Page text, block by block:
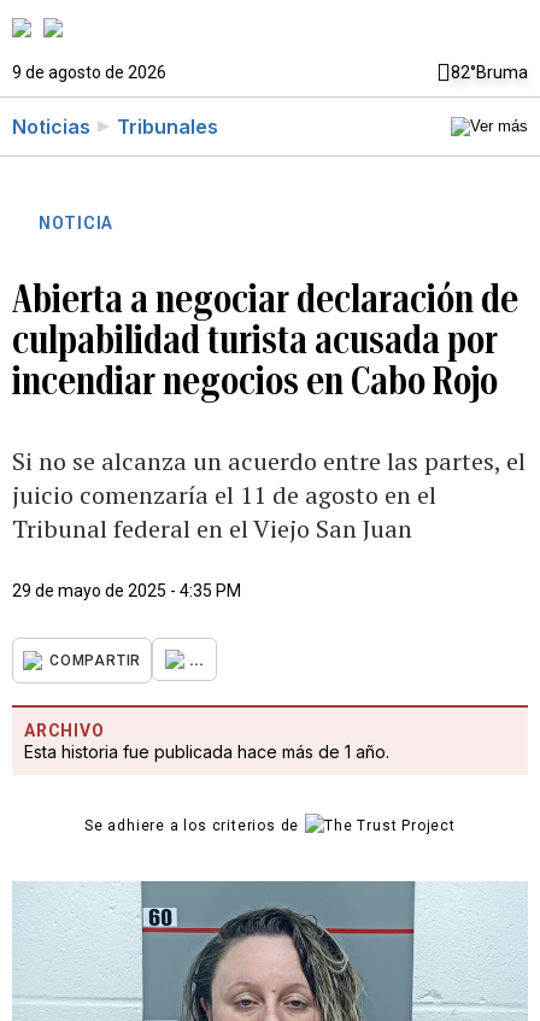
9 de agosto de 2026 82°Bruma
Noticias Tribunales
NOTICIA
Abierta a negociar declaración de
culpabilidad turista acusada por
incendiar negocios en Cabo Rojo
Si no se alcanza un acuerdo entre las partes, el
juicio comenzaría el 11 de agosto en el
Tribunal federal en el Viejo San Juan
29 de mayo de 2025 - 4:35 PM
COMPARTIR ...
ARCHIVO
Esta historia fue publicada hace más de 1 año.
Se adhiere a los criterios de